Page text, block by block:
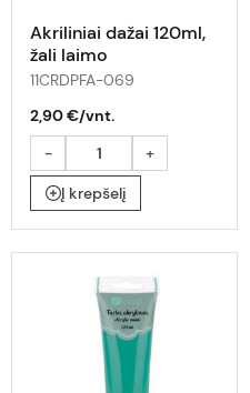
Akriliniai dažai 120ml,
žali laimo
11CRDPFA-069
2,90 €/vnt.
-
+
Į krepšelį